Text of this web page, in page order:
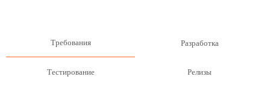
Требования Разработка
Тестирование Релизы